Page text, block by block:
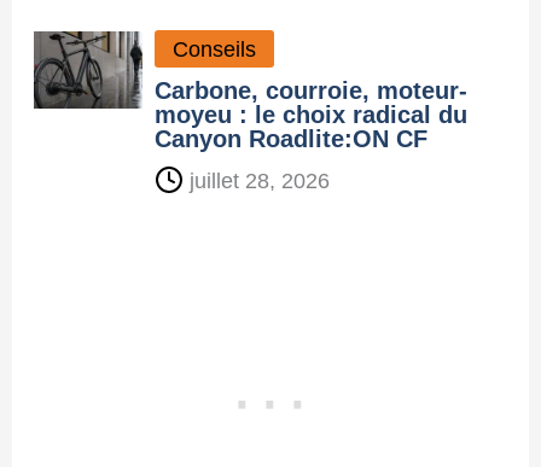
Conseils
Carbone, courroie, moteur-
moyeu : le choix radical du
Canyon Roadlite:ON CF
juillet 28, 2026